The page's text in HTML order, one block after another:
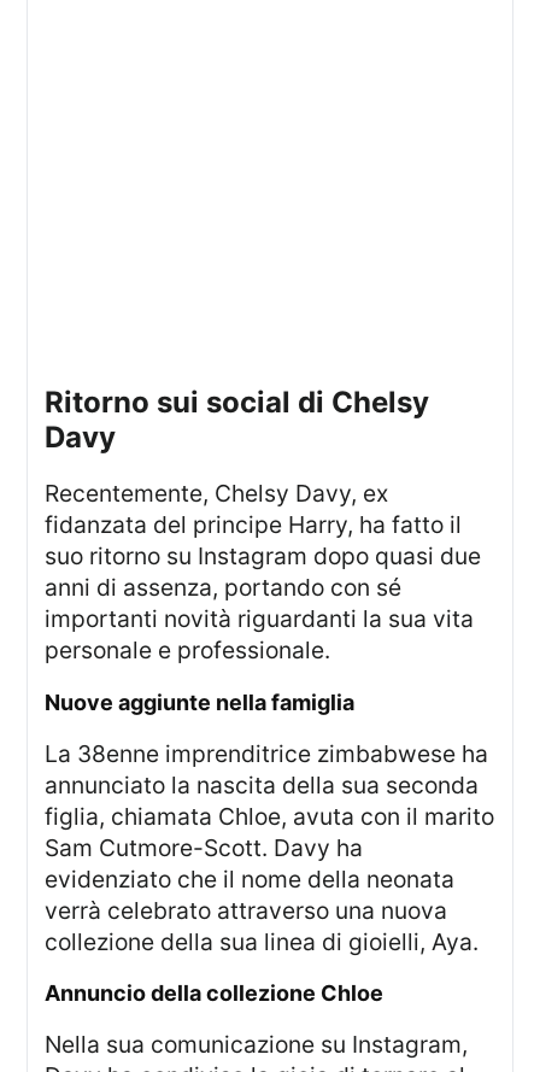
Ritorno sui social di Chelsy
Davy
Recentemente, Chelsy Davy, ex
fidanzata del principe Harry, ha fatto il
suo ritorno su Instagram dopo quasi due
anni di assenza, portando con sé
importanti novità riguardanti la sua vita
personale e professionale.
Nuove aggiunte nella famiglia
La 38enne imprenditrice zimbabwese ha
annunciato la nascita della sua seconda
figlia, chiamata Chloe, avuta con il marito
Sam Cutmore-Scott. Davy ha
evidenziato che il nome della neonata
verrà celebrato attraverso una nuova
collezione della sua linea di gioielli, Aya.
Annuncio della collezione Chloe
Nella sua comunicazione su Instagram,